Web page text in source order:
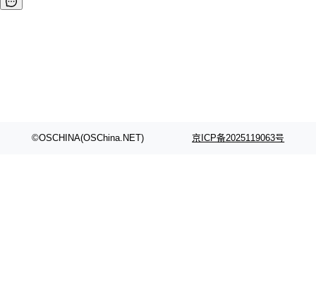
©OSCHINA(OSChina.NET) 京ICP备2025119063号